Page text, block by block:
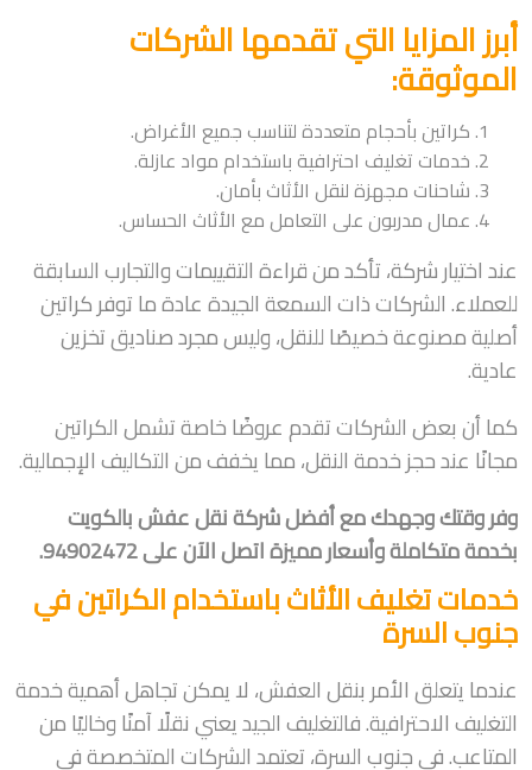
أبرز المزايا التي تقدمها الشركات
الموثوقة:
كراتين بأحجام متعددة لتناسب جميع الأغراض.
خدمات تغليف احترافية باستخدام مواد عازلة.
شاحنات مجهزة لنقل الأثاث بأمان.
عمال مدربون على التعامل مع الأثاث الحساس.
عند اختيار شركة، تأكد من قراءة التقييمات والتجارب السابقة
للعملاء. الشركات ذات السمعة الجيدة عادة ما توفر كراتين
أصلية مصنوعة خصيصًا للنقل، وليس مجرد صناديق تخزين
عادية.
كما أن بعض الشركات تقدم عروضًا خاصة تشمل الكراتين
مجانًا عند حجز خدمة النقل، مما يخفف من التكاليف الإجمالية.
وفر وقتك وجهدك مع أفضل شركة نقل عفش بالكويت
بخدمة متكاملة وأسعار مميزة اتصل الآن على 94902472.
خدمات تغليف الأثاث باستخدام الكراتين في
جنوب السرة
عندما يتعلق الأمر بنقل العفش، لا يمكن تجاهل أهمية خدمة
التغليف الاحترافية. فالتغليف الجيد يعني نقلًا آمنًا وخاليًا من
المتاعب. في جنوب السرة، تعتمد الشركات المتخصصة في